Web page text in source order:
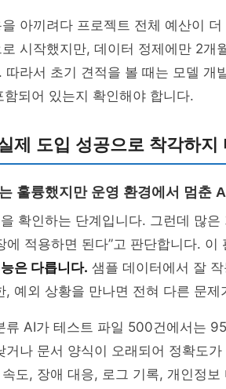
아끼려다 프로젝트 전체 예산이
시작했지만, 데이터 정제에만 2개
따라서 초기 견적을 볼 때는 모델 개
함되어 있는지 확인해야 합니다.
제 도입 성공으로 착각하지
훌륭했지만 운영 환경에서 멈춘
확인하는 단계입니다. 그런데 많
에 적용하면 된다”고 판단합니다.
은 다릅니다. 샘플 데이터에서 잘
, 예외 상황을 만나면 전혀 다른 문제
류 AI가 테스트 파일 500건에서는
거나 문서 양식이 오래되어 정확도
도, 장애 대응, 로그 기록, 개인정